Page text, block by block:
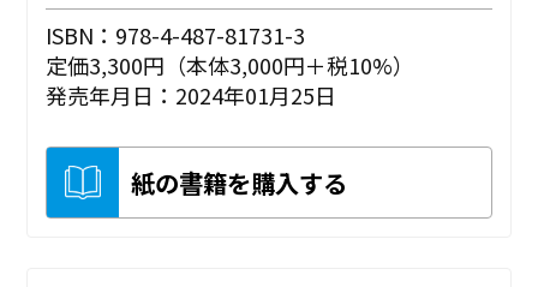
ISBN：978-4-487-81731-3
定価3,300円（本体3,000円＋税10%）
発売年月日：2024年01月25日
紙の書籍を購入する